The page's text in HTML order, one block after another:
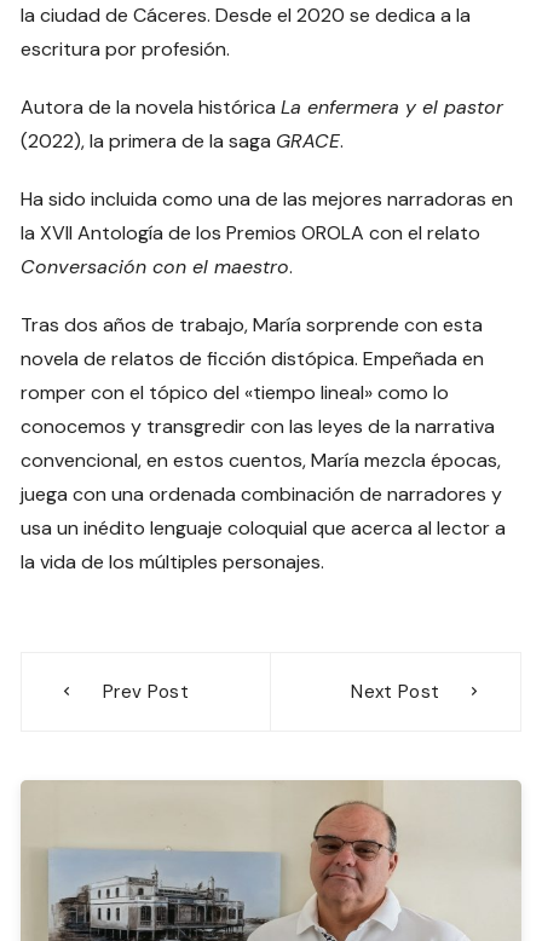
la ciudad de Cáceres. Desde el 2020 se dedica a la
escritura por profesión.
Autora de la novela históricaLa enfermera y el pastor
(2022), la primera de la saga GRACE.
Ha sido incluida como una de las mejores narradoras en
la XVII Antología de los Premios OROLA con el relato
Conversación con el maestro.
Tras dos años de trabajo, María sorprende con esta
novela de relatos de ficción distópica. Empeñada en
romper con el tópico del «tiempo lineal» como lo
conocemos y transgredir con las leyes de la narrativa
convencional, en estos cuentos, María mezcla épocas,
juega con una ordenada combinación de narradores y
usa un inédito lenguaje coloquial que acerca al lector a
la vida de los múltiples personajes.
Prev Post Next Post